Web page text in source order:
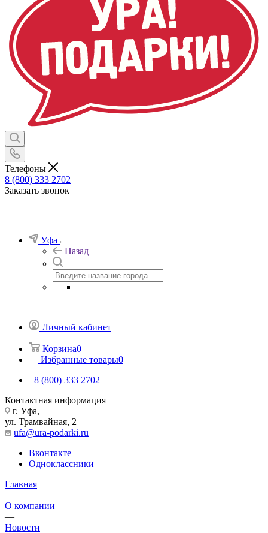
Телефоны
8 (800) 333 2702
Заказать звонок
Уфа
Назад
Личный кабинет
Корзина0
Избранные товары0
8 (800) 333 2702
Контактная информация
г. Уфа,
ул. Трамвайная, 2
ufa@ura-podarki.ru
Вконтакте
Одноклассники
Главная
—
О компании
—
Новости